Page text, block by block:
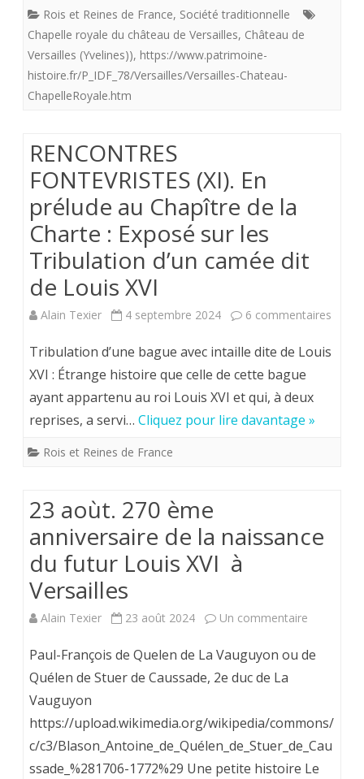
inachevée
du
Versailles…
Et
ce
n’est
pas
la
république
fera
édifier
le
campanile
Rois et Reines de France, Société traditionnelle
Chapelle royale du château de Versailles, Château de
Versailles (Yvelines)), https://www.patrimoine-
histoire.fr/P_IDF_78/Versailles/Versailles-Chateau-
ChapelleRoyale.htm
RENCONTRES
FONTEVRISTES (XI). En
prélude au Chapître de la
Charte : Exposé sur les
Tribulation d’un camée dit
de Louis XVI
Alain Texier 4 septembre 2024 6 commentaires
Tribulation d’une bague avec intaille dite de Louis
XVI : Étrange histoire que celle de cette bague
ayant appartenu au roi Louis XVI et qui, à deux
reprises, a servi… Cliquez pour lire davantage »
Rois et Reines de France
23 aoùt. 270 ème
anniversaire de la naissance
du futur Louis XVI à
Versailles
Alain Texier 23 août 2024 Un commentaire
ème
Paul-François de Quelen de La Vauguyon ou de
Quélen de Stuer de Caussade, 2e duc de La
Vauguyon
https://upload.wikimedia.org/wikipedia/commons/
c/c3/Blason_Antoine_de_Quélen_de_Stuer_de_Cau
ssade_%281706-1772%29 Une petite histoire Le